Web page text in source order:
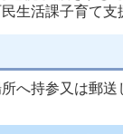
生活課子育て支
へ持参又は郵送